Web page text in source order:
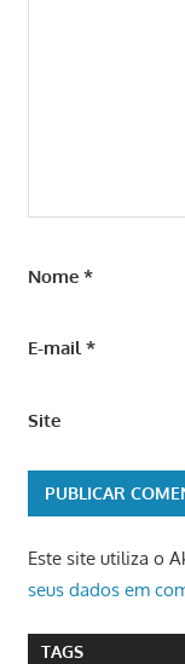
Nome *
E-mail*
Site
Este site utiliza o
seus dados em
TAGS